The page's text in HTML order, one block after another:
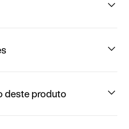
deste produto